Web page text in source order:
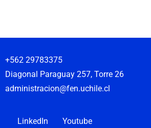
+562 29783375
Diagonal Paraguay 257, Torre 26
administracion@fen.uchile.cl
LinkedIn Youtube